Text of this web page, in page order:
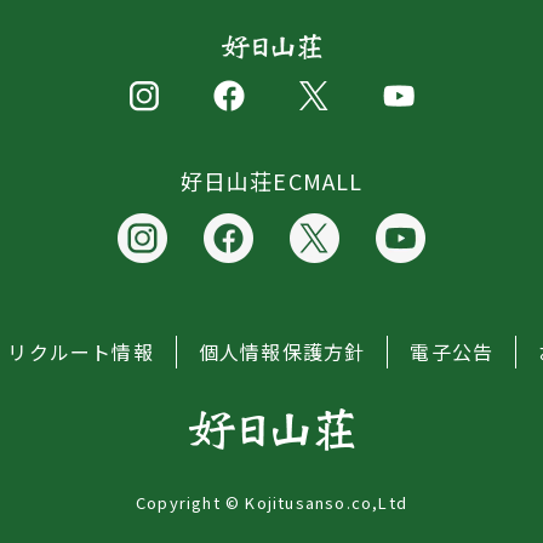
好日山荘ECMALL
リクルート情報 個人情報保護方針 電子公告
Copyright © Kojitusanso.co,Ltd